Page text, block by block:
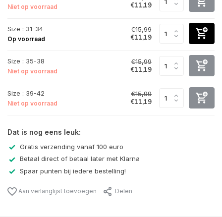
Niet op voorraad €11,19
Size : 31-34
Op voorraad
€15,99
€11,19
Size : 35-38
Niet op voorraad
€15,99
€11,19
Size : 39-42
Niet op voorraad
€15,99
€11,19
Dat is nog eens leuk:
Gratis verzending vanaf 100 euro
Betaal direct of betaal later met Klarna
Spaar punten bij iedere bestelling!
Aan verlanglijst toevoegen Delen